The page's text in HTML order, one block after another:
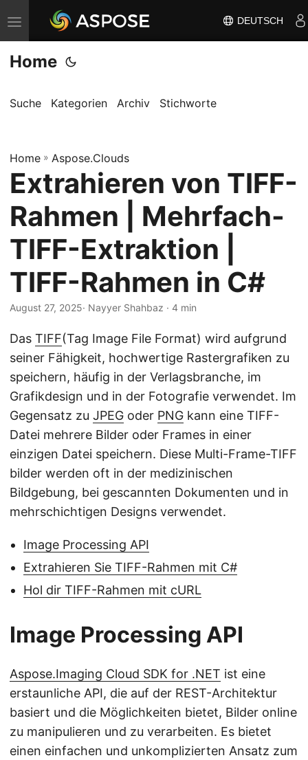
N
a
v
g
i
o
n
u
c
h
a
l
n
DEUTSCH
Home
Suche Kategorien Archiv Stichworte
Home » Aspose.Clouds
Extrahieren von TIFF-
Rahmen | Mehrfach-
TIFF-Extraktion |
TIFF-Rahmen in C#
August 27, 2025· Nayyer Shahbaz · 4 min
Das TIFF(Tag Image File Format) wird aufgrund
seiner Fähigkeit, hochwertige Rastergrafiken zu
speichern, häufig in der Verlagsbranche, im
Grafikdesign und in der Fotografie verwendet. Im
Gegensatz zu JPEG oder PNG kann eine TIFF-
Datei mehrere Bilder oder Frames in einer
einzigen Datei speichern. Diese Multi-Frame-TIFF
bilder werden oft in der medizinischen
Bildgebung, bei gescannten Dokumenten und in
mehrschichtigen Designs verwendet.
Image Processing API
Extrahieren Sie TIFF-Rahmen mit C#
Hol dir TIFF-Rahmen mit cURL
Image Processing API
Aspose.Imaging Cloud SDK for .NET ist eine
erstaunliche API, die auf der REST-Architektur
basiert und die Möglichkeiten bietet, Bilder online
zu manipulieren und zu verarbeiten. Es bietet
einen einfachen und unkomplizierten Ansatz zum